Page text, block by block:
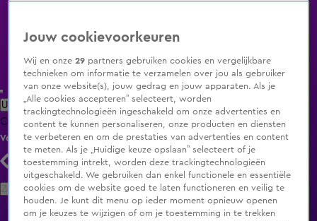
Uitzending Gemist Populaire programma's Zenders Genres
ClipsFilmsRadioSmart TV inlogShop
Volg KIJK
Zoeken
Jouw cookievoorkeuren
Wij en onze29 partners gebruiken cookies en vergelijkbare
technieken om informatie te verzamelen over jou als gebruiker
van onze website(s), jouw gedrag en jouw apparaten. Als je
„Alle cookies accepteren” selecteert, worden
trackingtechnologieën ingeschakeld om onze advertenties en
content te kunnen personaliseren, onze producten en diensten
te verbeteren en om de prestaties van advertenties en content
te meten. Als je „Huidige keuze opslaan” selecteert of je
toestemming intrekt, worden deze trackingtechnologieën
uitgeschakeld. We gebruiken dan enkel functionele en essentiële
cookies om de website goed te laten functioneren en veilig te
houden. Je kunt dit menu op ieder moment opnieuw openen
om je keuzes te wijzigen of om je toestemming in te trekken